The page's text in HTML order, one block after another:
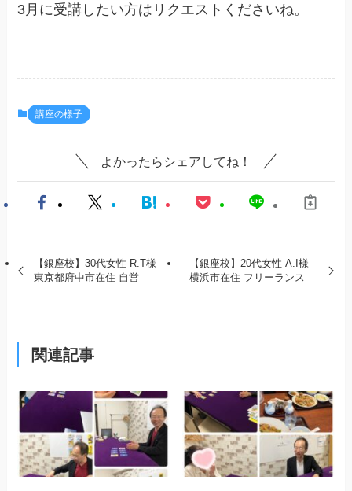
3月に受講したい方はリクエストくださいね。
講座の様子
よかったらシェアしてね！
【銀座校】30代女性 R.T様
東京都府中市在住 自営
【銀座校】20代女性 A.I様
横浜市在住 フリーランス
関連記事